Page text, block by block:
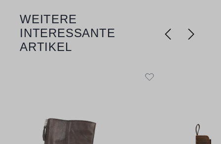
Produktgalerie überspringen
WEITERE
INTERESSANTE
ARTIKEL